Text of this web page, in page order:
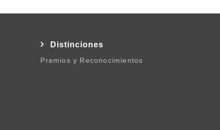
Distinciones
Premios y Reconocimientos